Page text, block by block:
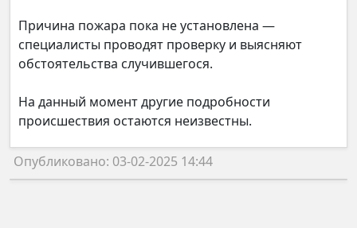
Причина пожара пока не установлена —
специалисты проводят проверку и выясняют
обстоятельства случившегося.
На данный момент другие подробности
происшествия остаются неизвестны.
Опубликовано: 03-02-2025 14:44